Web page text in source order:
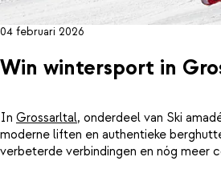
04 februari 2026
Win wintersport in
In Grossarltal, onderdeel van Ski
moderne liften en authentieke
verbeterde verbindingen en nóg meer